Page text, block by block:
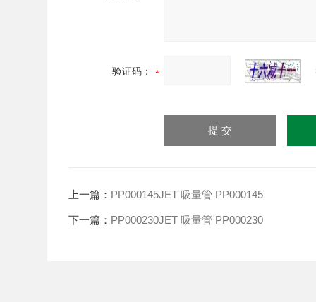
验证码：
上一篇： PP000145JET 吸量管 PP000145
下一篇： PP000230JET 吸量管 PP000230